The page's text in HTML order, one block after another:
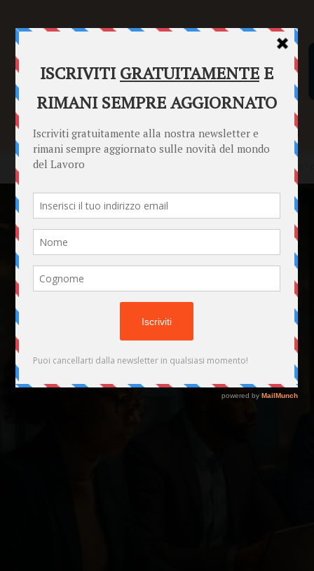
SENTENZE FORMULARI PUNTO INFORMAZIONI
Home News Dal rinvio cronico all’agilità decisionale: ripensare i